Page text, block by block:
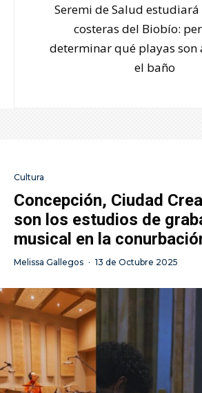
Seremi de Salud
costeras del Biobío:
determinar qué playas son
el baño
Cultura
Concepción, Ciudad
son los estudios de
musical en la
Melissa Gallegos · 13 de Octubre 2025